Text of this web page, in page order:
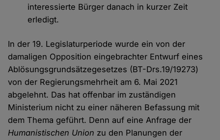
interessierte Bürger danach in kurzer Zeit
erledigt.
In der 19. Legislaturperiode wurde ein von der
damaligen Opposition eingebrachter Entwurf eines
Ablösungsgrundsätzegesetzes (BT-Drs.19/19273)
von der Regierungsmehrheit am 6. Mai 2021
abgelehnt. Das hat offenbar im zuständigen
Ministerium nicht zu einer näheren Befassung mit
dem Thema geführt. Denn auf eine Anfrage der
Humanistischen Union zu den Planungen der